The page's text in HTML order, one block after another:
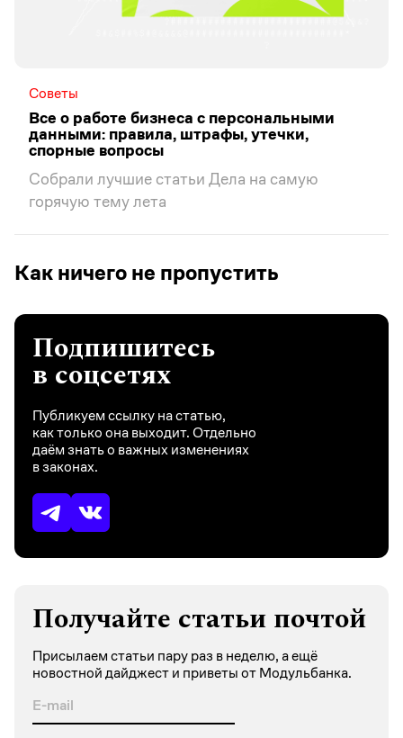
Советы
Все о работе бизнеса с персональными
данными: правила, штрафы, утечки,
спорные вопросы
Собрали лучшие статьи Дела на самую
горячую тему лета
Как ничего не пропустить
Подпишитесь
в соцсетях
Публикуем ссылку на статью,
как только она выходит. Отдельно
даём знать о важных изменениях
в законах.
Получайте статьи почтой
Присылаем статьи пару раз в неделю, а ещё
новостной дайджест и приветы от Модульбанка.